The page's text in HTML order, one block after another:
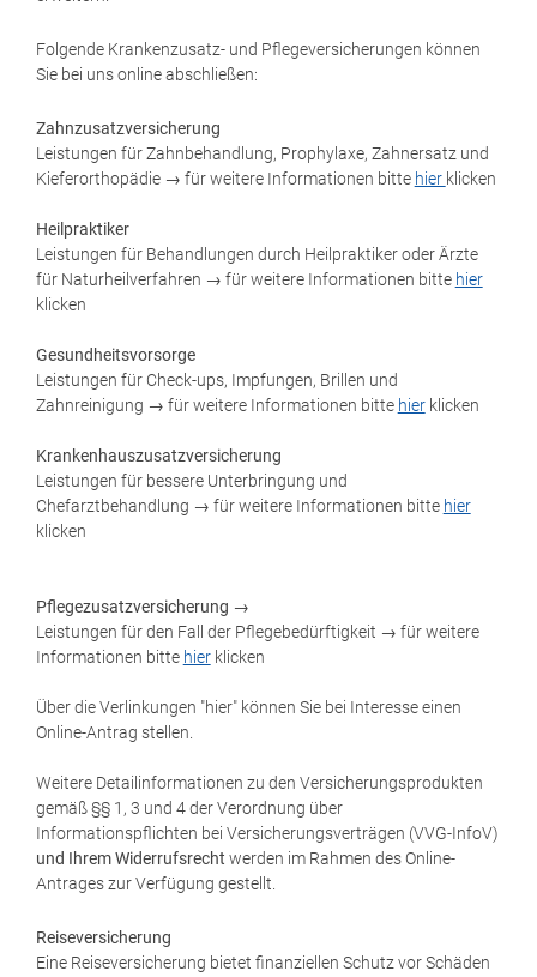
Folgende Krankenzusatz- und Pflegeversicherungen können
Sie bei uns online abschließen:
Zahnzusatzversicherung
Leistungen für Zahnbehandlung, Prophylaxe, Zahnersatz und
Kieferorthopädie → für weitere Informationen bitte hier klicken
Heilpraktiker
Leistungen für Behandlungen durch Heilpraktiker oder Ärzte
für Naturheilverfahren → für weitere Informationen bitte hier
klicken
Gesundheitsvorsorge
Leistungen für Check-ups, Impfungen, Brillen und
Zahnreinigung → für weitere Informationen bitte hierklicken
Krankenhauszusatzversicherung
Leistungen für bessere Unterbringung und
Chefarztbehandlung → für weitere Informationen bitte hier
klicken
Pflegezusatzversicherung →
Leistungen für den Fall der Pflegebedürftigkeit → für weitere
Informationen bitte hierklicken
Über die Verlinkungen "hier" können Sie bei Interesse einen
Online-Antrag stellen.
Weitere Detailinformationen zu den Versicherungsprodukten
gemäß §§ 1, 3 und 4 der Verordnung über
Informationspflichten bei Versicherungsverträgen (VVG-InfoV)
und Ihrem Widerrufsrecht werden im Rahmen des Online-
Antrages zur Verfügung gestellt.
Reiseversicherung
Eine Reiseversicherung bietet finanziellen Schutz vor Schäden